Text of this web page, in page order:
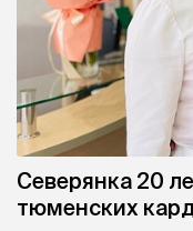
Северянка 20
тюменских